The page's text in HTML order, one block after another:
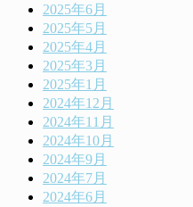
2025年6月
2025年5月
2025年4月
2025年3月
2025年1月
2024年12月
2024年11月
2024年10月
2024年9月
2024年7月
2024年6月